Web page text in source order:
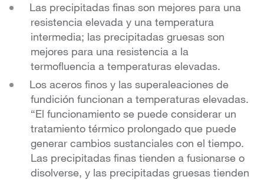
Las precipitadas finas son mejores para una
resistencia elevada y una temperatura
intermedia; las precipitadas gruesas son
mejores para una resistencia a la
termofluencia a temperaturas elevadas.
Los aceros finos y las superaleaciones de
fundición funcionan a temperaturas elevadas.
“El funcionamiento se puede considerar un
tratamiento térmico prolongado que puede
generar cambios sustanciales con el tiempo.
Las precipitadas finas tienden a fusionarse o
disolverse, y las precipitadas gruesas tienden